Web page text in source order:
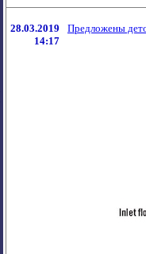
28.03.2019
14:17
Предложены